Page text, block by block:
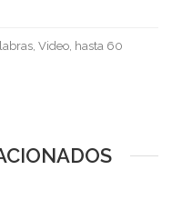
Video, hasta 60